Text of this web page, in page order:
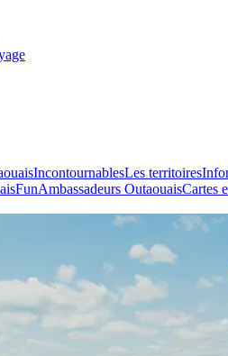
IncontournablesLes territoires
Ambassadeurs OutaouaisCartes